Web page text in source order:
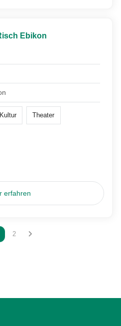
Ebikon
Kultur Theater
erfahren
êtes sur la page
Vous êtes sur la page
2